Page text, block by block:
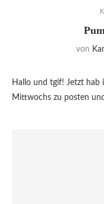
von
Hallo und tgif! Jetzt hab
Mittwochs zu posten